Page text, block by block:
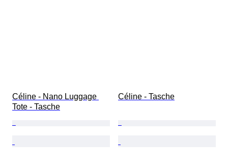
Céline - Nano Luggage
Tote - Tasche
Céline - Tasche